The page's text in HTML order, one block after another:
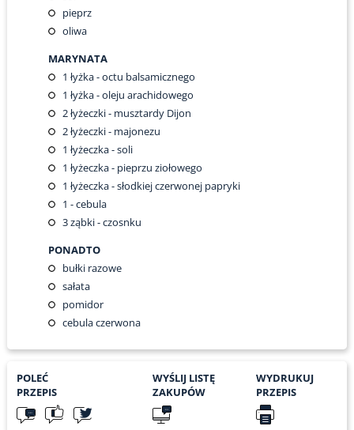
pieprz
oliwa
MARYNATA
1 łyżka - octu balsamicznego
1 łyżka - oleju arachidowego
2łyżeczki - musztardy Dijon
2łyżeczki - majonezu
1 łyżeczka - soli
1 łyżeczka - pieprzu ziołowego
1 łyżeczka - słodkiej czerwonej papryki
1 - cebula
3ząbki - czosnku
PONADTO
bułki razowe
sałata
pomidor
cebula czerwona
POLEĆ
PRZEPIS
WYŚLIJ LISTĘ
ZAKUPÓW
WYDRUKUJ
PRZEPIS